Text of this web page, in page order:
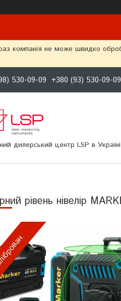
компанія не може швидко
530-09-09 +380 (93) 530-09-09
дилерський центр LSP в Україні
рівень нівелір